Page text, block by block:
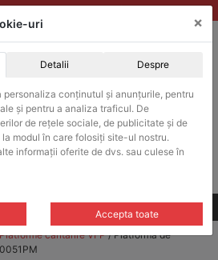
si in sistemul SEAP / SICAP
CAUTARE
Platforme cantarire VFP/ Platforma de
uri ×
Detalii Despre
conținutul și anunțurile, pentru
și pentru a analiza traficul. De
de rețele sociale, de publicitate și de
modul în care folosiți site-ul nostru.
informații oferite de dvs. sau culese în
Accepta toate